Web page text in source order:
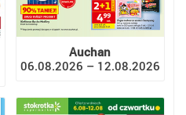
Auchan
06.08.2026 – 12.08.2026